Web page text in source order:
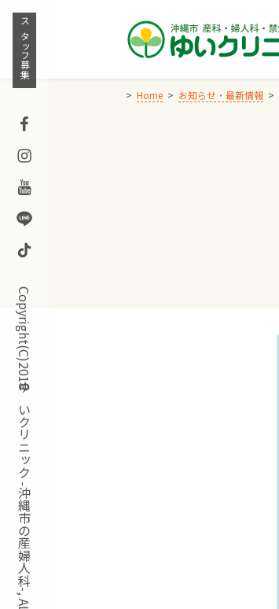
Skip
content
スタッフ募集
Facebook
Instagram
Youtube
Line
TikTok
Copyright(C)2018ゆいクリニック -沖縄市の産婦人科-, ALL Rights Reserved.
Home お知らせ・最新情報